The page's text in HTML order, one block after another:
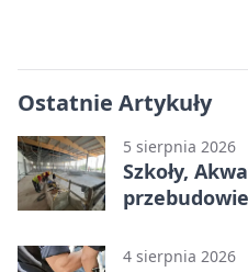
Ostatnie Artykuły
5 sierpnia 2026
Szkoły,
4 sierpnia 2026